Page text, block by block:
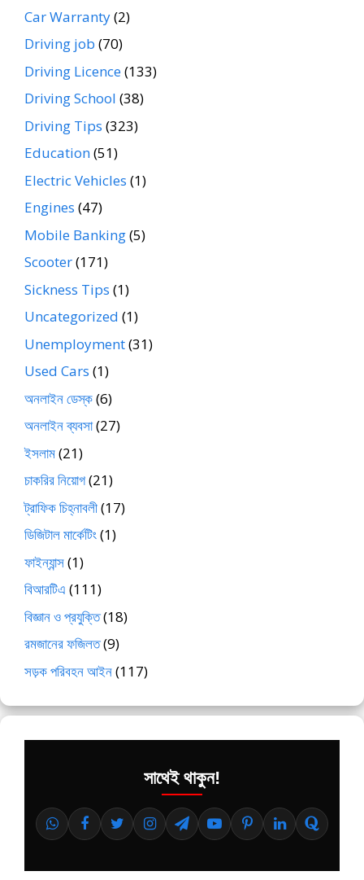
Car Warranty(2)
Driving job (70)
Driving Licence(133)
Driving School (38)
Driving Tips (323)
Education(51)
Electric Vehicles (1)
Engines (47)
Mobile Banking(5)
Scooter(171)
Sickness Tips (1)
Uncategorized (1)
Unemployment(31)
Used Cars (1)
অনলাইন ডেস্ক(6)
অনলাইন ব্যবসা(27)
ইসলাম(21)
চাকরির নিয়োগ(21)
ট্রাফিক চিহ্নাবলী(17)
ডিজিটাল মার্কেটিং(1)
ফাইন্যান্স(1)
বিআরটিএ (111)
বিজ্ঞান ও প্রযুক্তি(18)
রমজানের ফজিলত(9)
সড়ক পরিবহন আইন(117)
সাথেই থাকুন!